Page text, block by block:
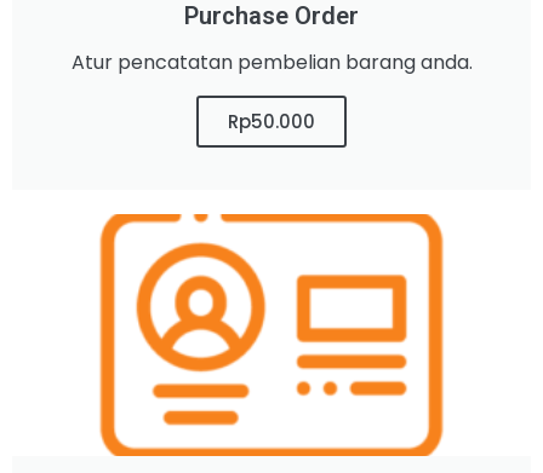
Purchase Order
Atur pencatatan pembelian barang anda.
Rp50.000